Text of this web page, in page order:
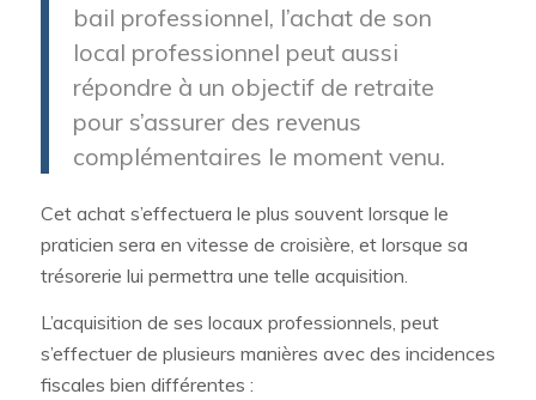
bail professionnel, l’achat de son
local professionnel peut aussi
répondre à un objectif de retraite
pour s’assurer des revenus
complémentaires le moment venu.
Cet achat s’effectuera le plus souvent lorsque le
praticien sera en vitesse de croisière, et lorsque sa
trésorerie lui permettra une telle acquisition.
L’acquisition de ses locaux professionnels, peut
s’effectuer de plusieurs manières avec des incidences
fiscales bien différentes :